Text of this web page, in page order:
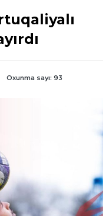
Oxunma sayı: 93